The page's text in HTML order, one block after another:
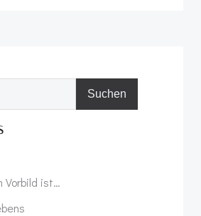
Suchen
Vorbild ist…